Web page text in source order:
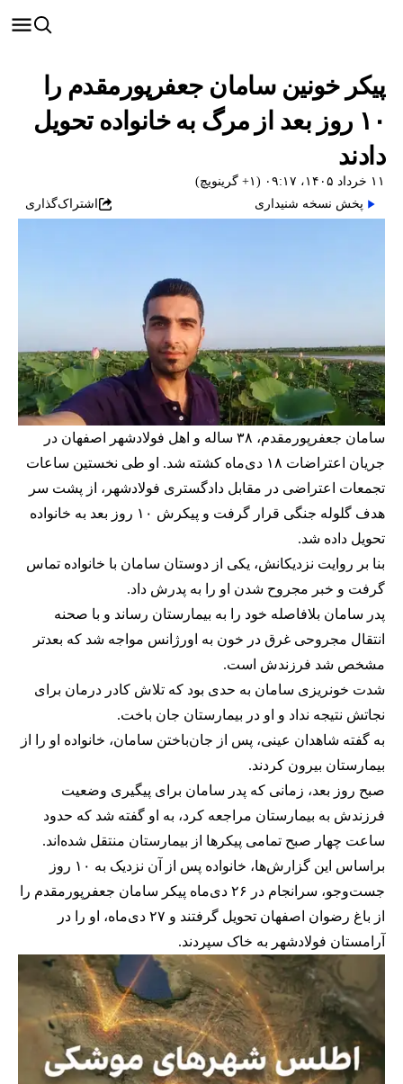
پیکر خونین سامان جعفرپورمقدم را
۱۰ روز بعد از مرگ به خانواده تحویل
دادند
۱۱ خرداد ۱۴۰۵، ۰۹:۱۷ (‎+۱ گرینویچ)
پخش نسخه شنیداری
اشتراک‌گذاری
سامان جعفرپورمقدم، ۳۸ ساله و اهل فولادشهر اصفهان در
جریان اعتراضات ۱۸ دی‌ماه کشته شد. او طی نخستین ساعات
تجمعات اعتراضی در مقابل دادگستری فولادشهر، از پشت سر
هدف گلوله جنگی قرار گرفت و پیکرش ۱۰ روز بعد به خانواده
تحویل داده شد.
بنا بر روایت نزدیکانش، یکی از دوستان سامان با خانواده تماس
گرفت و خبر مجروح شدن او را به پدرش داد.
پدر سامان بلافاصله خود را به بیمارستان رساند و با صحنه
انتقال مجروحی غرق در خون به اورژانس مواجه شد که بعدتر
مشخص شد فرزندش است.
شدت خونریزی سامان به حدی بود که تلاش‌ کادر درمان برای
نجاتش نتیجه نداد و او در بیمارستان جان باخت.
به گفته شاهدان عینی، پس از جان‌باختن سامان، خانواده او را از
بیمارستان بیرون کردند.
صبح روز بعد، زمانی که پدر سامان برای پیگیری وضعیت
فرزندش به بیمارستان مراجعه کرد، به او گفته شد که حدود
ساعت چهار صبح تمامی پیکرها از بیمارستان منتقل شده‌اند.
براساس این گزارش‌ها، خانواده پس از آن نزدیک به ۱۰ روز
جست‌وجو، سرانجام در ۲۶ دی‌ماه پیکر سامان جعفرپورمقدم را
از باغ رضوان اصفهان تحویل گرفتند و ۲۷ دی‌ماه، او را در
آرامستان فولادشهر به خاک سپردند.